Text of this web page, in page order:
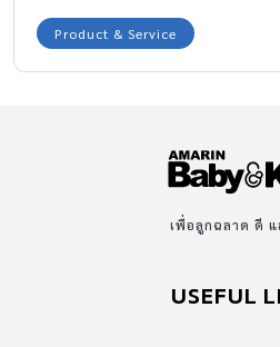
ที่มีอายุครรภ์มากขึ้น เพราะเด็กในครร
เป็นครรภ์แฝด หรือเริ่มมีอาการปวดหลัง
แล้วรู้สึกอึดอัด อายุครรภ์ที่เริ่มใช้อยู่รา
นั้นขึ้นอยู่กับน้ำหนักของคุณแม่ เพราะแ
ครรภ์ไม่เท่ากัน Line ID: miji2015
Product & Service
เพื่อลูกฉลาด ดี
USEFUL